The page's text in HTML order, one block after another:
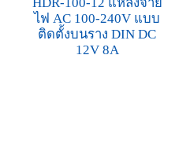
ไฟ AC 100-240V แบบ
ติดตั้งบนราง DIN DC
12V 8A